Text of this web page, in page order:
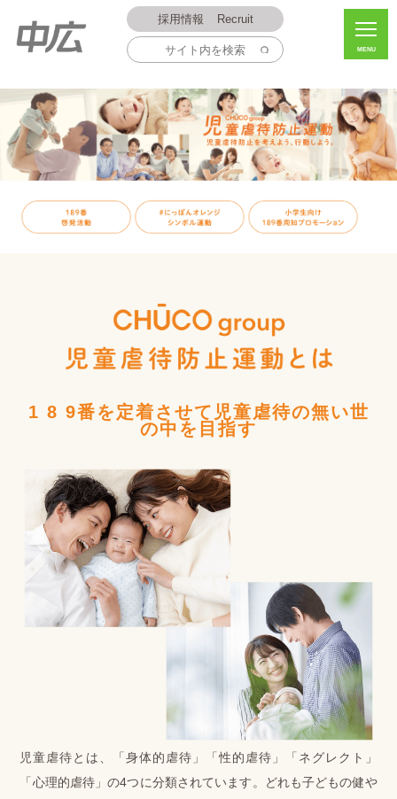
採用情報 Recruit
MENU
1 8 9番を定着させて児童虐待の無い世
の中を目指す
児童虐待とは、「身体的虐待」「性的虐待」「ネグレクト」
「心理的虐待」の4つに分類されています。どれも子どもの健や